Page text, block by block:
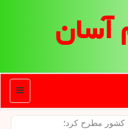
آسان
منو
كشور مطرح كرد؛